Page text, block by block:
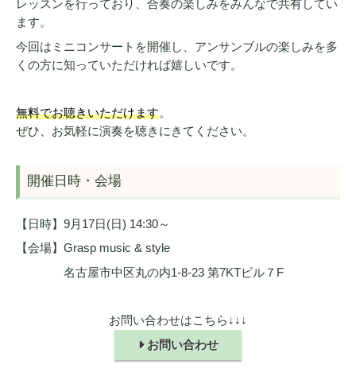
レッスンを行っており、合奏の楽しみをみんなで共有してい
ます。
今回はミニコンサートを開催し、アンサンブルの楽しみを多
くの方に知っていただければ嬉しいです。
無料でお聴きいただけます。
ぜひ、お気軽に演奏を聴きにきてください。
開催日時・会場
【日時】9月17日(日) 14:30～
【会場】Grasp music & style
名古屋市中区丸の内1-8-23 第7KTビル７F
お問い合わせはこちら↓↓↓
お問い合わせ